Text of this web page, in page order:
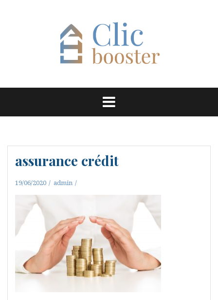
assurance crédit
19/06/2020 admin